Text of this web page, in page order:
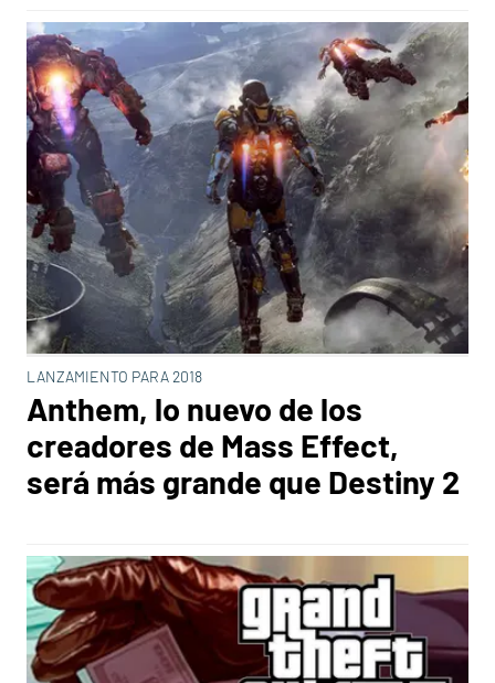
LANZAMIENTO PARA 2018
Anthem, lo nuevo de los
creadores de Mass Effect,
será más grande que Destiny 2